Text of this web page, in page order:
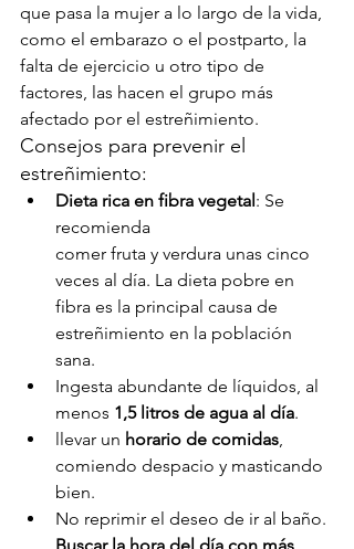
que pasa la mujer a lo largo de la vida,
como el embarazo o el postparto, la
falta de ejercicio u otro tipo de
factores, las hacen el grupo más
afectado por el estreñimiento.
Consejos para prevenir el
estreñimiento:
Dieta rica en fibra vegetal: Se
recomienda
comer fruta y verdura unas cinco
veces al día. La dieta pobre en
fibra es la principal causa de
estreñimiento en la población
sana.
Ingesta abundante de líquidos, al
menos 1,5 litros de agua al día.
llevar un horario de comidas
comiendo despacio y masticando
bien.
No reprimir el deseo de ir al baño.
Buscar la hora del día con más